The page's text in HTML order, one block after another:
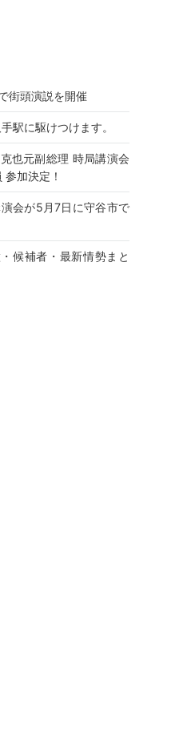
街頭演説を開催
駅に駆けつけます。
也元副総理 時局講演会
加決定！
会が5月7日に守谷市で
候補者・最新情勢まと